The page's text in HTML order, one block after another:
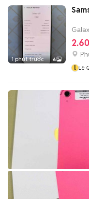
1 phút trước 6
l Lê